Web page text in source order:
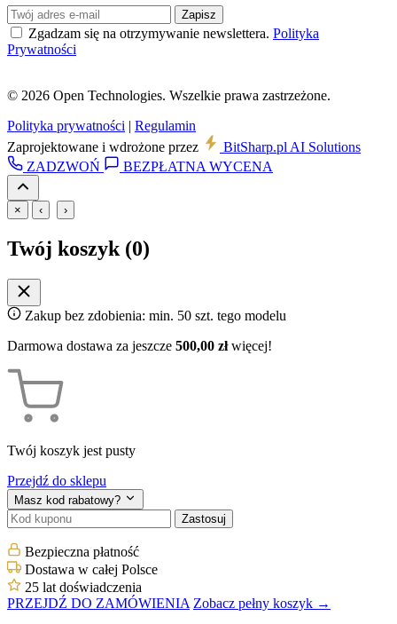
Zapisz
Zgadzam się na otrzymywanie newslettera. Polityka
Prywatności
© 2026 Open Technologies. Wszelkie prawa zastrzeżone.
Polityka prywatności | Regulamin
Zaprojektowane i wdrożone przez
BitSharp.pl AI Solutions
ZADZWOŃ
BEZPŁATNA WYCENA
× ‹ ›
Twój koszyk (0)
Zakup bez zdobienia: min. 50 szt. tego modelu
Darmowa dostawa za jeszcze 500,00 złwięcej!
Twój koszyk jest pusty
Przejdź do sklepu
Masz kod rabatowy?
Zastosuj
Bezpieczna płatność
Dostawa w całej Polsce
25 lat doświadczenia
PRZEJDŹ DO ZAMÓWIENIA Zobacz pełny koszyk →